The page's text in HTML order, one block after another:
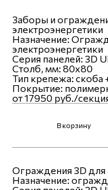
Заборы и
электроэнергетики
Назначение:
электроэнергетики
Серия панелей: 3D
Столб, мм: 80х80
Тип крепежа: скоба
Покрытие:
от 17950 руб./
В корзину
Ограждения 3D для
Назначение: